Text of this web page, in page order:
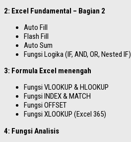
2: Excel Fundamental – Bagian 2
Auto Fill
Flash Fill
Auto Sum
Fungsi Logika (IF, AND, OR, Nested IF)
3: Formula Excel menengah
Fungsi VLOOKUP & HLOOKUP
Fungsi INDEX & MATCH
Fungsi OFFSET
Fungsi XLOOKUP (Excel 365)
4: Fungsi Analisis